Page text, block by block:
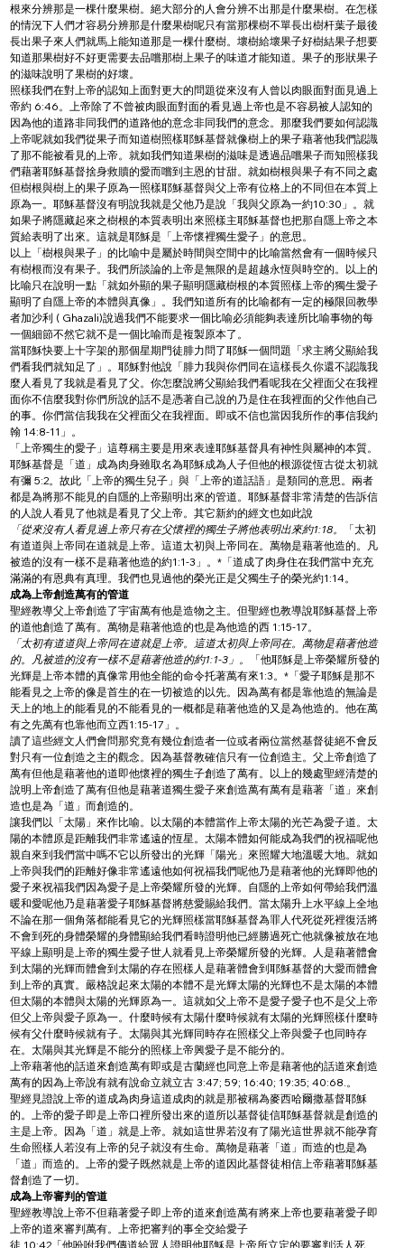
根來分辨那是一棵什麼果樹。絕大部分的人會分辨不出那是什麼果樹。在怎樣
的情況下人們才容易分辨那是什麼果樹呢只有當那棵樹不單長出樹杆葉子最後
長出果子來人們就馬上能知道那是一棵什麼樹。壞樹給壞果子好樹結果子想要
知道那果樹好不好更需要去品嚐那樹上果子的味道才能知道。果子的形狀果子
的滋味說明了果樹的好壞。
照樣我們在對上帝的認知上面對更大的問題從來沒有人曾以肉眼面對面見過上
帝約 6:46。上帝除了不曾被肉眼面對面的看見過上帝也是不容易被人認知的
因為他的道路非同我們的道路他的意念非同我們的意念。那麼我們要如何認識
上帝呢就如我們從果子而知道樹照樣耶穌基督就像樹上的果子藉著他我們認識
了那不能被看見的上帝。就如我們知道果樹的滋味是透過品嚐果子而知照樣我
們藉著耶穌基督捨身救贖的愛而嚐到主恩的甘甜。就如樹根與果子有不同之處
但樹根與樹上的果子原為一照樣耶穌基督與父上帝有位格上的不同但在本質上
原為一。耶穌基督沒有明說我就是父他乃是說「我與父原為一約10:30」。就
如果子將隱藏起來之樹根的本質表明出來照樣主耶穌基督也把那自隱上帝之本
質給表明了出來。這就是耶穌是「上帝懷裡獨生愛子」的意思。
以上「樹根與果子」的比喻中是屬於時間與空間中的比喻當然會有一個時候只
有樹根而沒有果子。我們所談論的上帝是無限的是超越永恆與時空的。以上的
比喻只在說明一點「就如外顯的果子顯明隱藏樹根的本質照樣上帝的獨生愛子
顯明了自隱上帝的本體與真像」。我們知道所有的比喻都有一定的極限回教學
者加沙利 ( Ghazali)說過我們不能要求一個比喻必須能夠表達所比喻事物的每
一個細節不然它就不是一個比喻而是複製原本了。
當耶穌快要上十字架的那個星期門徒腓力問了耶穌一個問題「求主將父顯給我
們看我們就知足了」。耶穌對他說「腓力我與你們同在這樣長久你還不認識我
麼人看見了我就是看見了父。你怎麼說將父顯給我們看呢我在父裡面父在我裡
面你不信麼我對你們所說的話不是憑著自己說的乃是住在我裡面的父作他自己
的事。你們當信我我在父裡面父在我裡面。即或不信也當因我所作的事信我約
翰 14:8-11」。
「上帝獨生的愛子」這尊稱主要是用來表達耶穌基督具有神性與屬神的本質。
耶穌基督是「道」成為肉身雖取名為耶穌成為人子但他的根源從恆古從太初就
有彌 5:2。故此「上帝的獨生兒子」與「上帝的道話語」是類同的意思。兩者
都是為將那不能見的自隱的上帝顯明出來的管道。耶穌基督非常清楚的告訴信
的人說人看見了他就是看見了父上帝。其它新約的經文也如此說
「從來沒有人看見過上帝只有在父懷裡的獨生子將他表明出來約1:18。
「太初
有道道與上帝同在道就是上帝。這道太初與上帝同在。萬物是藉著他造的。凡
被造的沒有一樣不是藉著他造的約1:1-3」。*「道成了肉身住在我們當中充充
滿滿的有恩典有真理。我們也見過他的榮光正是父獨生子的榮光約1:14。
成為上帝創造萬有的管道
聖經教導父上帝創造了宇宙萬有他是造物之主。但聖經也教導說耶穌基督上帝
的道他創造了萬有。萬物是藉著他造的也是為他造的西 1:15-17。
「太初有道道與上帝同在道就是上帝。這道太初與上帝同在。萬物是藉著他造
的。凡被造的沒有一樣不是藉著他造的約1:1-3」。
「他耶穌是上帝榮耀所發的
光輝是上帝本體的真像常用他全能的命令托著萬有來1:3。*「愛子耶穌是那不
能看見之上帝的像是首生的在一切被造的以先。因為萬有都是靠他造的無論是
天上的地上的能看見的不能看見的一概都是藉著他造的又是為他造的。他在萬
有之先萬有也靠他而立西1:15-17」。
讀了這些經文人們會問那究竟有幾位創造者一位或者兩位當然基督徒絕不會反
對只有一位創造之主的觀念。因為基督教確信只有一位創造主。父上帝創造了
萬有但他是藉著他的道即他懷裡的獨生子創造了萬有。以上的幾處聖經清楚的
說明上帝創造了萬有但他是藉著道獨生愛子來創造萬有萬有是藉著「道」來創
造也是為「道」而創造的。
讓我們以「太陽」來作比喻。以太陽的本體當作上帝太陽的光芒為愛子道。太
陽的本體原是距離我們非常遙遠的恆星。太陽本體如何能成為我們的祝福呢他
親自來到我們當中嗎不它以所發出的光輝「陽光」來照耀大地溫暖大地。就如
上帝與我們的距離好像非常遙遠他如何祝福我們呢他乃是藉著他的光輝即他的
愛子來祝福我們因為愛子是上帝榮耀所發的光輝。自隱的上帝如何帶給我們溫
暖和愛呢他乃是藉著愛子耶穌基督將慈愛賜給我們。當太陽升上水平線上全地
不論在那一個角落都能看見它的光輝照樣當耶穌基督為罪人代死從死裡復活將
不會到死的身體榮耀的身體顯給我們看時證明他已經勝過死亡他就像被放在地
平線上顯明是上帝的獨生愛子世人就看見上帝榮耀所發的光輝。人是藉著體會
到太陽的光輝而體會到太陽的存在照樣人是藉著體會到耶穌基督的大愛而體會
到上帝的真實。嚴格說起來太陽的本體不是光輝太陽的光輝也不是太陽的本體
但太陽的本體與太陽的光輝原為一。這就如父上帝不是愛子愛子也不是父上帝
但父上帝與愛子原為一。什麼時候有太陽什麼時候就有太陽的光輝照樣什麼時
候有父什麼時候就有子。太陽與其光輝同時存在照樣父上帝與愛子也同時存
在。太陽與其光輝是不能分的照樣上帝興愛子是不能分的。
上帝藉著他的話道來創造萬有即或是古蘭經也同意上帝是藉著他的話道來創造
萬有的因為上帝說有就有說命立就立古 3:47; 59; 16:40; 19:35; 40:68.。
聖經見證說上帝的道成為肉身這道成肉的就是那被稱為麥西哈爾撒基督耶穌
的。上帝的愛子即是上帝口裡所發出來的道所以基督徒信耶穌基督就是創造的
主是上帝。因為「道」就是上帝。就如這世界若沒有了陽光這世界就不能孕育
生命照樣人若沒有上帝的兒子就沒有生命。萬物是藉著「道」而造的也是為
「道」而造的。上帝的愛子既然就是上帝的道因此基督徒相信上帝藉著耶穌基
督創造了一切。
成為上帝審判的管道
聖經教導說上帝不但藉著愛子即上帝的道來創造萬有將來上帝也要藉著愛子即
上帝的道來審判萬有。上帝把審判的事全交給愛子
徒 10:42「他吩咐我們傳道給眾人證明他耶穌是上帝所立定的要審判活人死